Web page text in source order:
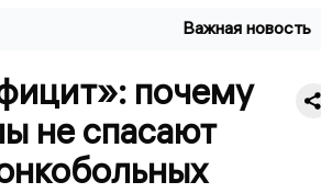
Важная новость
почему
не спасают